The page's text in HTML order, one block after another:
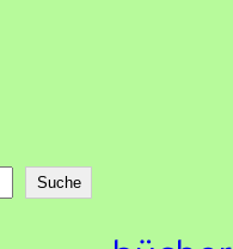
Suche